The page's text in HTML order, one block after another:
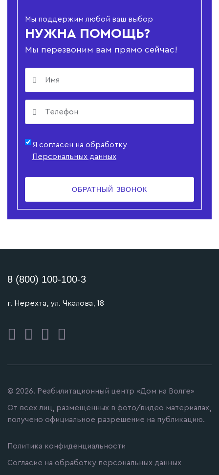
Мы поддержим любой ваш выбор
НУЖНА ПОМОЩЬ?
Мы перезвоним вам прямо сейчас!
Я согласен на обработку
Персональных данных
ОБРАТНЫЙ ЗВОНОК
8 (800) 100-100-3
г. Нерехта, ул. Чкалова, 18
© 2026. Реабилитационный центр «Дом на Волге»
От всех лиц, размещенных в фото/видео материалах,
получено официальное разрешение на публикацию.
Политика конфиденциальности
Согласие на обработку персональных данных